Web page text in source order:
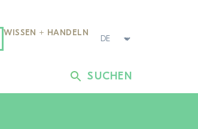
WISSEN + HANDELN
SUCHEN